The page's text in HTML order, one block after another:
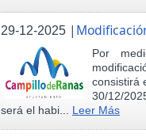
29-12-2025 |
Por
consistirá
30/12/
será el habi... Leer Más